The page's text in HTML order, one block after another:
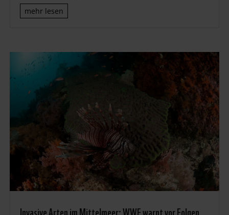
mehr lesen
Invasive Arten im Mittelmeer: WWF warnt vor Folgen